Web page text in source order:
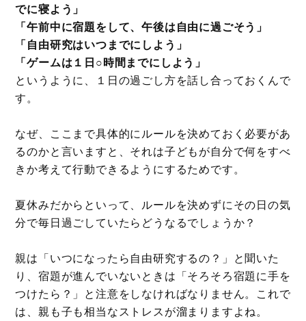
でに寝よう」
「午前中に宿題をして、午後は自由に過ごそう」
「自由研究はいつまでにしよう」
「ゲームは１日○時間までにしよう」
というように、１日の過ごし方を話し合っておくんで
す。
なぜ、ここまで具体的にルールを決めておく必要があ
るのかと言いますと、それは子どもが自分で何をすべ
きか考えて行動できるようにするためです。
夏休みだからといって、ルールを決めずにその日の気
分で毎日過ごしていたらどうなるでしょうか？
親は「いつになったら自由研究するの？」と聞いた
り、宿題が進んでいないときは「そろそろ宿題に手を
つけたら？」と注意をしなければなりません。これで
は、親も子も相当なストレスが溜まりますよね。